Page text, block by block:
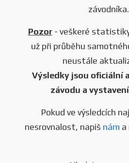
závodníka.
Pozor- veškeré
už při průběhu
neustále
Výsledky jsou oficiální
závodu a
Pokud ve výsledcích
nesrovnalost, napiš nám a